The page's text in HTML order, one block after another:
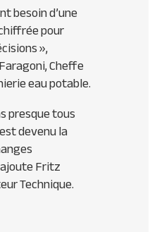
besoin d’une
pour
»,
Cheffe
eau potable.
presque tous
devenu la
Fritz
Technique.